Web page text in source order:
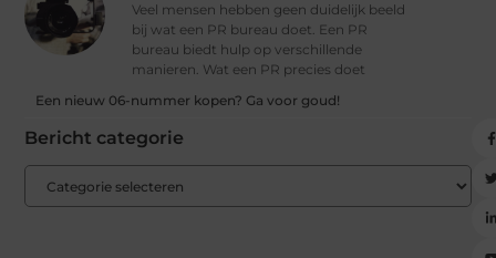
Veel mensen hebben geen duidelijk beeld
bij wat een PR bureau doet. Een PR
bureau biedt hulp op verschillende
manieren. Wat een PR precies doet
Een nieuw 06-nummer kopen? Ga voor goud!
Bericht categorie